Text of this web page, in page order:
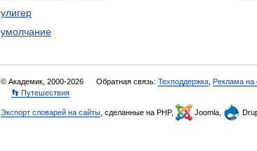
улигер
умолчание
© Академик, 2000-2026 Обратная связь: Техподдержка Реклама на
👣 Путешествия
Экспорт словарей на сайты , сделанные на PHP, Joomla,